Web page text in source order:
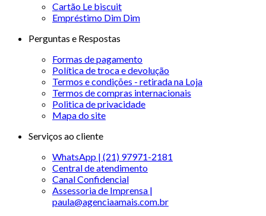
Cartão Le biscuit
Empréstimo Dim Dim
Perguntas e Respostas
Formas de pagamento
Política de troca e devolução
Termos e condições - retirada na Loja
Termos de compras internacionais
Politica de privacidade
Mapa do site
Serviços ao cliente
WhatsApp | (21) 97971-2181
Central de atendimento
Canal Confidencial
Assessoria de Imprensa |
paula@agenciaamais.com.br